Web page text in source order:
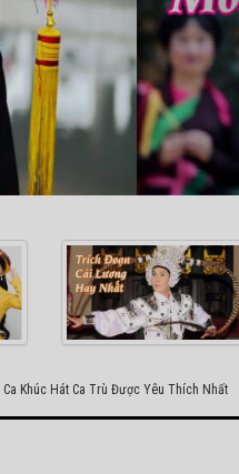
Ca Khúc Hát Ca Trù Được Yêu Thích Nhất